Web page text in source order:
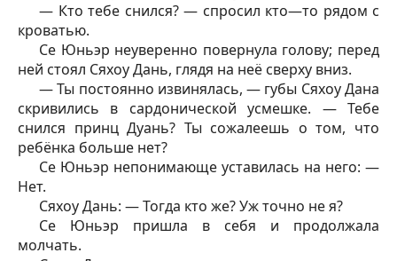
— Кто тебе снился? — спросил кто—то рядом с
кроватью.
Се Юньэр неуверенно повернула голову; перед
ней стоял Сяхоу Дань, глядя на неё сверху вниз.
— Ты постоянно извинялась, — губы Сяхоу Дана
скривились в сардонической усмешке. — Тебе
снился принц Дуань? Ты сожалеешь о том, что
ребёнка больше нет?
Се Юньэр непонимающе уставилась на него: —
Нет.
Сяхоу Дань: — Тогда кто же? Уж точно не я?
Се Юньэр пришла в себя и продолжала
молчать.